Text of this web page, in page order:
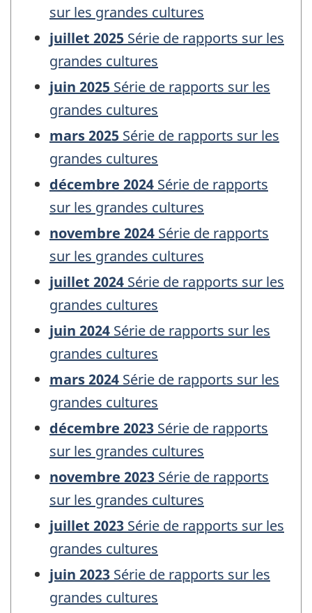
sur les grandes cultures
juillet 2025 Série de rapports sur les
grandes cultures
juin 2025 Série de rapports sur les
grandes cultures
mars 2025 Série de rapports sur les
grandes cultures
décembre 2024 Série de rapports
sur les grandes cultures
novembre 2024 Série de rapports
sur les grandes cultures
juillet 2024 Série de rapports sur les
grandes cultures
juin 2024 Série de rapports sur les
grandes cultures
mars 2024 Série de rapports sur les
grandes cultures
décembre 2023 Série de rapports
sur les grandes cultures
novembre 2023 Série de rapports
sur les grandes cultures
juillet 2023 Série de rapports sur les
grandes cultures
juin 2023 Série de rapports sur les
grandes cultures